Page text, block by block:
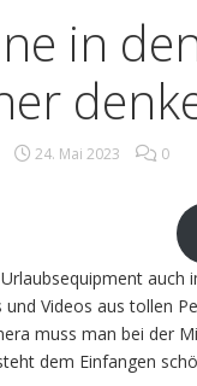
in
24. Mai 2023 0
Videos aus tollen
muss man bei der
dem Einfangen